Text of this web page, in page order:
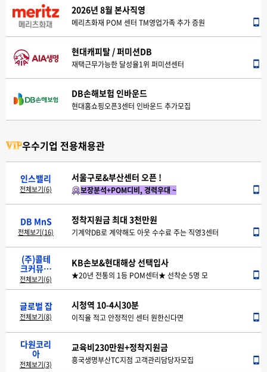
2026년 8월 본사직영
메리츠화재 POM 센터 TM영업가족 추가 증원
현대캐피탈 / 퍼미션DB
재택근무가능한 달성율1위 퍼미션센터
DB손해보험 인바운드
현대홈쇼핑오픈3센터 인바운드 추가모집
우수기업 전용채용관
인스밸리
전체보기(6)
신도림역 테크노마트 內 !
신도림역, 순수 인바운드 모집중 !!
보장분석+POM디비, 경력우대 ~
경력,신입 [POM팀운영]
마포,공덕센타 [연봉1억5천 보장분석 고효율팀]
인보장분석/하이브리드복합
신도림 보험비교센터 수수료 최대 800프로!!!
부천인스밸리 TM센터 채용
초역세권 TM센터｜인스밸리 부천센터 확장 채용
인/ 보장분석/POM
신도림 보험비교센터 수수료 최대 800프로!!!
DB MnS
전체보기(16)
송내 미체결 추가 채용
정착지원금 최대 3천만원
기계약DB로 계약해도 아웃 수수료 주는 직영3센터
무경력 OK + 900%
DB손해_서울역 아웃바운드 직영 센터
곧 마감!! 우선문의 !
퇴사자가 없어서 자리가 없던 그 센터 !!
정착지원금 최대 3천만원
원하는 POM DB 선택 가능!수수료 최대950%
인천 pom DB손해보험
정착지원금 최대400만+100% 8회 추가지급
(주)콜테
크커뮤니
케이션
전체보기(6)
재택근무 가능한 센터
메리츠,AXA,현대,AIA,라이나생명,라이나손보
KB손보&현대해상 선택입사
★20년 전통의 1등 POM센터★ 선착순 5명 모
고효율 POM DB지급
★경력자 환영 대량혜택★
TM센터 센터장&실장모집
카드사OB보험센터 센터장&실장 모집!!
900~1000%지급
POM DB 지급
글로벌 잡
전체보기(8)
전센터[AIG손해보험]
수수료최고 990프로 (13차월 6000프로)지급
시청역 10-4시30분
이직율 적고 안정적인 센터 원한신다면
AIG손해보험 [아라역]
재택가능 (10시-2시)(10시-4시)-선착순마감
치아판매 TSR 모집
선착순 5명 (10시-4시30) 안양(AIG손보)
다원코리
아
전체보기(3)
자동차CM3센터 확장오픈!
운전자보험 100% TM(교육비300만원지급)
교육비230만원+정착지원금
흥국생명부산TC지점 고객관리담당자모집
POM신규,교육비300만원
삼성화재 기계약 전담 상담원 신규모집
★디비대량보유/POM센터★
충정로역_수수료최대 650%(시책별도)